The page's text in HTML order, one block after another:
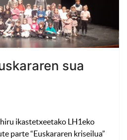
sua
ikastetxeetako LH1eko
parte “Euskararen kriseilua”